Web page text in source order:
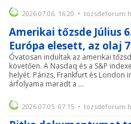
2026.07.06. 16:20 •
Amerikai tőzsde Július
Európa elesett, az olaj
Óvatosan indultak az amerikai
követően. A Nasdaq és a S&P
helyét. Párizs, Frankfurt és London
árfolyama maradt a ...
2026.07.05. 07:15 •